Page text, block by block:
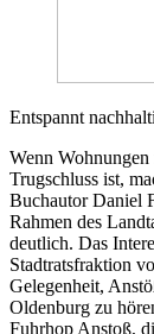
Entspannt
Wenn Wohnungen
Trugschluss ist,
Buchautor Daniel
Rahmen des
deutlich. Das
Stadtratsfraktion
Gelegenheit,
Oldenburg zu
Fuhrhop Anstoß,